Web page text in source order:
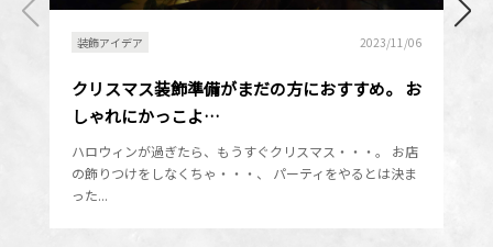
装飾アイデア 2023/11/06
クリスマス装飾準備がまだの方におすすめ。 お
しゃれにかっこよ…
ハロウィンが過ぎたら、もうすぐクリスマス・・・。 お店
の飾りつけをしなくちゃ・・・、 パーティをやるとは決ま
った...